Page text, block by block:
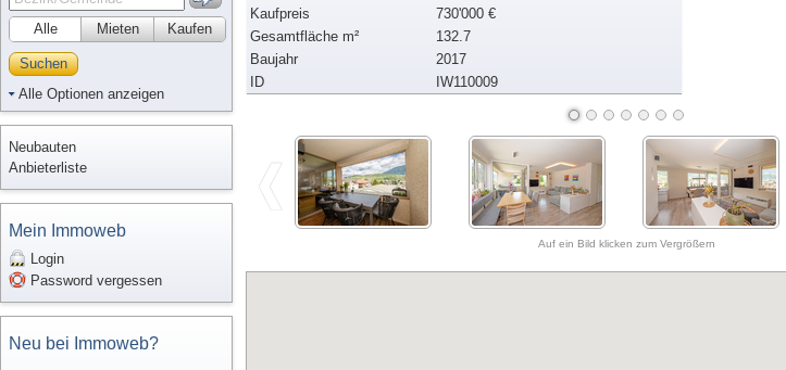
Alle Kaufen
Mieten
Suchen
Alle Optionen anzeigen
Neubauten
Anbieterliste
Mein Immoweb
Login
Password vergessen
Neu bei Immoweb?
Kaufpreis
730'000 €
Gesamtfläche m²
132.7
Baujahr
2017
ID
IW110009
Auf ein Bild klicken zum Vergrößern